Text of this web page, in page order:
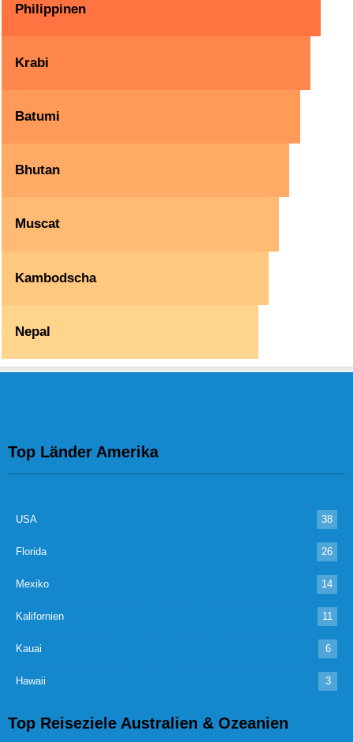
Philippinen
Krabi
Batumi
Bhutan
Muscat
Kambodscha
Nepal
Top Länder Amerika
USA 38
Florida 26
Mexiko 14
Kalifornien 11
Kauai 6
Hawaii 3
Top Reiseziele Australien & Ozeanien